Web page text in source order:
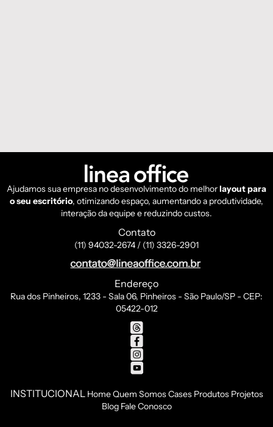
Ajudamos sua empresa no desenvolvimento do melhorlayout para
o seu escritório, otimizando espaço, aumentando a produtividade,
interação da equipe e reduzindo custos.
Contato
(11) 94032-2674 / (11) 3326-2901
Endereço
Rua dos Pinheiros, 1233 - Sala 06, Pinheiros - São Paulo/SP - CEP:
05422-012
INSTITUCIONAL HomeQuem SomosCases Produtos Projetos
Blog Fale Conosco